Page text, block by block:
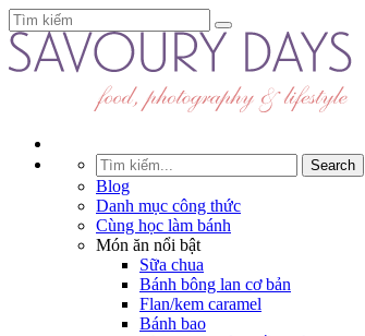
Blog
Danh mục công thức
Cùng học làm bánh
Món ăn nổi bật
Sữa chua
Bánh bông lan cơ bản
Flan/kem caramel
Bánh bao